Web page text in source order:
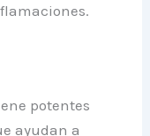
potentes
ayudan a